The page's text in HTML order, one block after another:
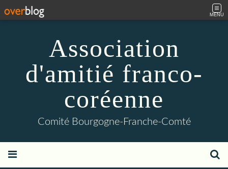
MENU
Association
d'amitié franco-
coréenne
Comité Bourgogne-Franche-Comté